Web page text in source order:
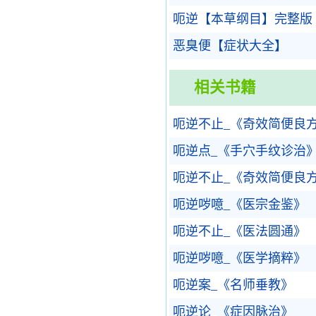
呃逆【本草纲目】完整版
恶臭便【症状大全】
相关书籍
呃逆不止_《奇效简便良方
呃逆点_《手穴手纹诊治》
呃逆不止_《奇效简便良方
呃逆哕噫_《医宗金鉴》
呃逆不止_《医法圆通》
呃逆哕噫_《医学摘粹》
呃逆案_《名师垂教》
呃逆论_《症因脉治》